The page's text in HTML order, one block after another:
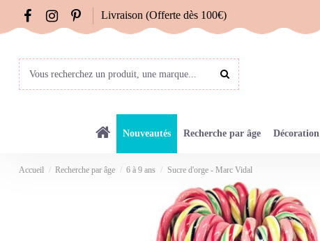
Livraison (Offerte dès 100€)
Nouveautés Recherche par âge Décoration
Accueil Recherche par âge 6 à 9 ans Sucre d'orge - Marc Vidal